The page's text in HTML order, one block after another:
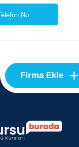
Telefon No
Firma Ekle +